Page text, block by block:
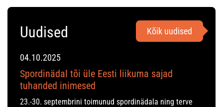
Uudised Kõik uudised
04.10.2025
Spordinädal tõi üle Eesti liikuma sajad
tuhanded inimesed
23.-30. septembrini toimunud spordinädala ning terve